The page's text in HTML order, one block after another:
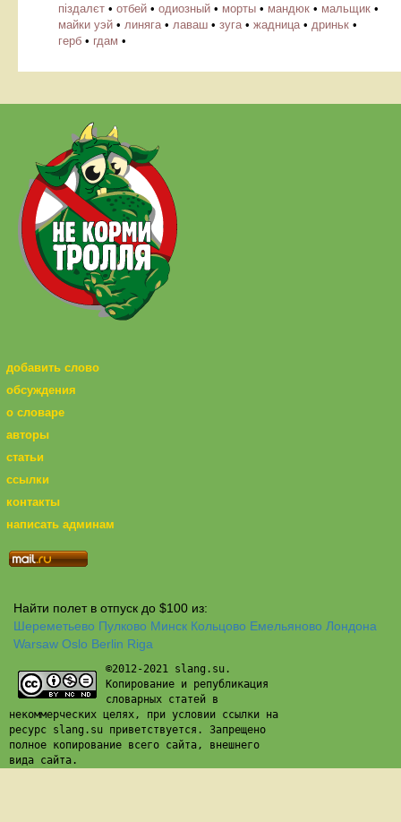
піздалєт • отбей • одиозный • морты • мандюк • мальщик •
майки уэй • линяга• лаваш • зуга• жадница• дриньк •
герб • гдам •
добавить слово
обсуждения
о словаре
авторы
статьи
ссылки
контакты
написать админам
Найти полет в отпуск до $100 из:
Шереметьево Пулково Минск Кольцово Емельяново Лондона
Warsaw Oslo Berlin Riga
©2012-2021 slang.su.
Копирование и републикация
словарных статей в
некоммерческих целях, при условии ссылки на
ресурс slang.su приветствуется. Запрещено
полное копирование всего сайта, внешнего
вида сайта.